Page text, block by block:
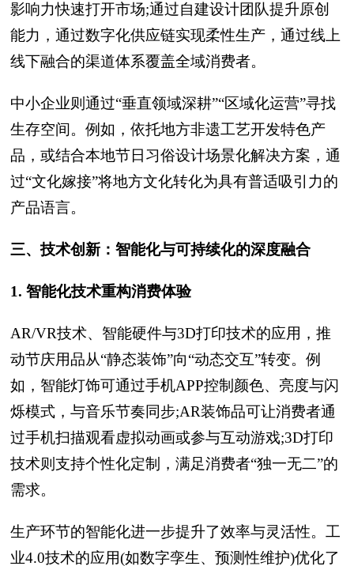
影响力快速打开市场;通过自建设计团队提升原创
能力，通过数字化供应链实现柔性生产，通过线上
线下融合的渠道体系覆盖全域消费者。
中小企业则通过“垂直领域深耕”“区域化运营”寻找
生存空间。例如，依托地方非遗工艺开发特色产
品，或结合本地节日习俗设计场景化解决方案，通
过“文化嫁接”将地方文化转化为具有普适吸引力的
产品语言。
三、技术创新：智能化与可持续化的深度融合
1. 智能化技术重构消费体验
AR/VR技术、智能硬件与3D打印技术的应用，推
动节庆用品从“静态装饰”向“动态交互”转变。例
如，智能灯饰可通过手机APP控制颜色、亮度与闪
烁模式，与音乐节奏同步;AR装饰品可让消费者通
过手机扫描观看虚拟动画或参与互动游戏;3D打印
技术则支持个性化定制，满足消费者“独一无二”的
需求。
生产环节的智能化进一步提升了效率与灵活性。工
业4.0技术的应用(如数字孪生、预测性维护)优化了